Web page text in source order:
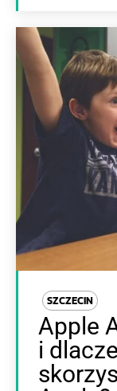
SZCZECIN
Apple
i